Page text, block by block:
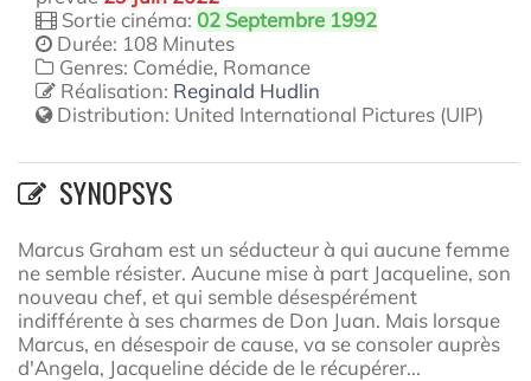
Sortie cinéma: 02 Septembre 1992
Durée: 108 Minutes
Genres: Comédie, Romance
Réalisation: Reginald Hudlin
Distribution: United International Pictures (UIP)
SYNOPSYS
Marcus Graham est un séducteur à qui aucune femme
ne semble résister. Aucune mise à part Jacqueline, son
nouveau chef, et qui semble désespérément
indifférente à ses charmes de Don Juan. Mais lorsque
Marcus, en désespoir de cause, va se consoler auprès
d'Angela, Jacqueline décide de le récupérer...